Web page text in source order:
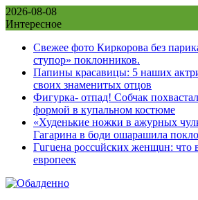
Skip
to
2026-08-08
Интересное
Свежее фото Киркорова без
ступор» поклонников.
Папины красавицы: 5 наших
своих знаменитых отцов
Фигурка- отпад! Собчак
формой в купальном костюме
«Худенькие ножки в ажурных
Гагарина в боди ошарашила
Гuгuена россuйских женщuн: что
европеек